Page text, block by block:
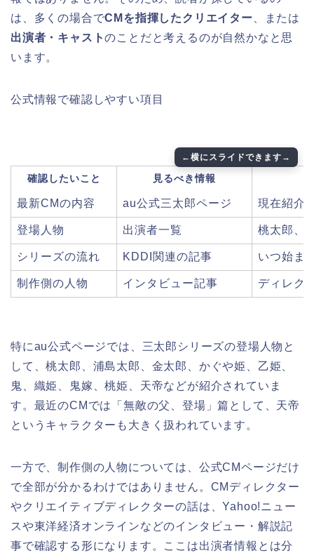
は、多くの場合でCMを指揮したクリエイター 、または
出演者・キャストのことだと考えるのが自然かなと思
います。
公式情報で確認しやすい項目
確認したいこと 見るべき情報
最新CMの内容 au公式三太郎ページ 現在紹介
登場人物 出演者一覧 桃太郎、
シリーズの流れ KDDI関連の記事 いつ始ま
制作側の人物 インタビュー記事 ディレク
特にau公式ページでは、三太郎シリーズの登場人物と
して、桃太郎、浦島太郎、金太郎、かぐや姫、乙姫、
鬼、織姫、鬼嫁、桃姫、天帝などが紹介されていま
す。最近のCMでは「無敵の父、登場」篇として、天帝
というキャラクターも大きく扱われています。
一方で、制作側の人物については、公式CMページだけ
で全部が分かるわけではありません。CMディレクター
やクリエイティブディレクターの話は、Yahoo!ニュー
スや東洋経済オンラインなどのインタビュー・解説記
事で確認する形になります。ここは出演者情報とは分